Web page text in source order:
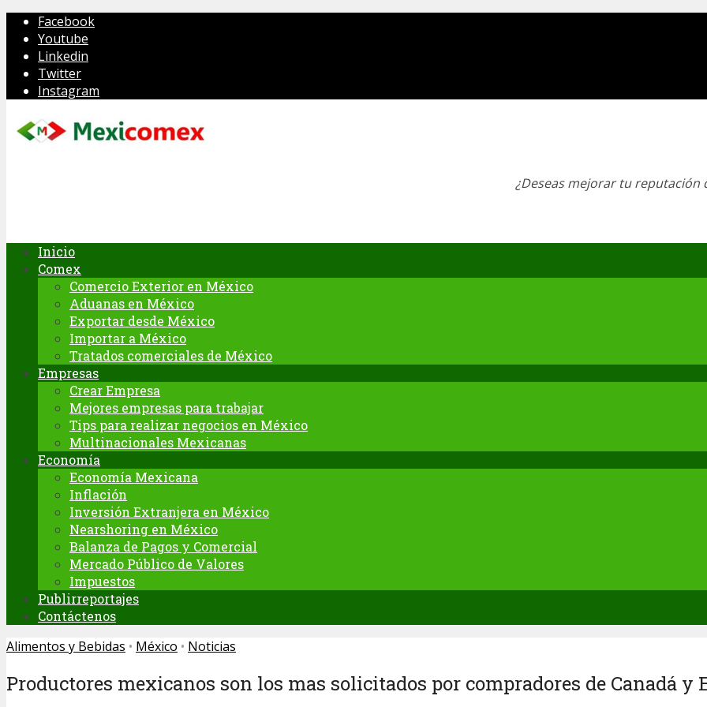
Facebook
Youtube
Linkedin
Twitter
Instagram
¿Deseas mejorar tu reputación
Inicio
Comex
Comercio Exterior en México
Aduanas en México
Exportar desde México
Importar a México
Tratados comerciales de México
Empresas
Crear Empresa
Mejores empresas para trabajar
Tips para realizar negocios en México
Multinacionales Mexicanas
Economía
Economía Mexicana
Inflación
Inversión Extranjera en México
Nearshoring en México
Balanza de Pagos y Comercial
Mercado Público de Valores
Impuestos
Publirreportajes
Contáctenos
Alimentos y Bebidas • México • Noticias
Productores mexicanos son los mas solicitados por compradores de Canadá y